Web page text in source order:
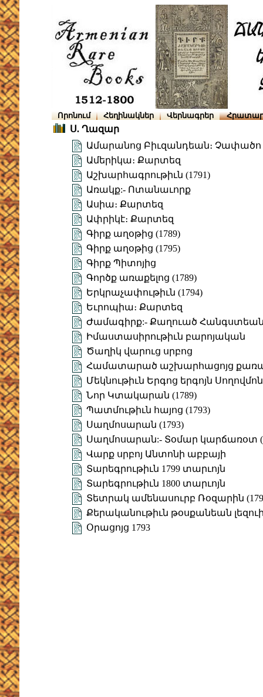
Որոնում Հեղինակներ Վերնագրեր
Ս. Ղազար
Ամարանոց Բիւզանդեան։ Չափածո
Ամերիկա։ Քարտեզ
Աշխարհագրութիւն (1791)
Առակք:- Ոտանաւորք
Ասիա։ Քարտեզ
Ափրիկէ։ Քարտեզ
Գիրք աղօթից (1789)
Գիրք աղօթից (1795)
Գիրք Պիտոյից
Գործք առաքելոց (1789)
Երկրաչափութիւն (1794)
Եւրոպիա։ Քարտեզ
Ժամագիրք:- Քաղուած Հանգստեան
Իմաստասիրութիւն բարոյական
Ծաղիկ վարուց սրբոց
Համատարած աշխարհացոյց
Մեկնութիւն Երգոց երգոյն
Նոր Կտակարան (1789)
Պատմութիւն հայոց (1793)
Սաղմոսարան (1793)
Սաղմոսարան:- Տօմար կարճառօտ
Վարք սրբոյ Անտոնի աբբայի
Տարեգրութիւն 1799 տարւոյն
Տարեգրութիւն 1800 տարւոյն
Տետրակ ամենասուրբ Ռօզարին
Քերականութիւն թօսքանեան
Օրացոյց 1793